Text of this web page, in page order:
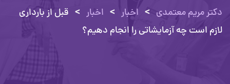
دکتر مریم معتمدی > اخبار > اخبار > قبل از بارداری
لازم است چه آزمایشاتی را انجام دهیم؟